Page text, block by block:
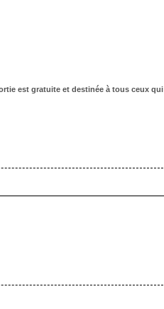
est gratuite et destinée à tous ceux qui